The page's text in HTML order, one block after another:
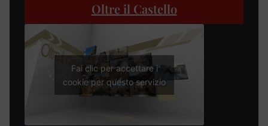
Oltre il Castello
Fai clic per accettare i
cookie per questo servizio